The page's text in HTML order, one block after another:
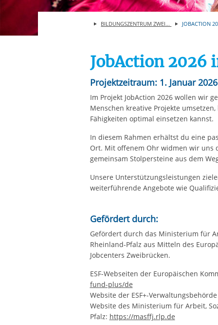
Ihre etwaige Einwilligung
der von Ihnen
aufgrund berechtigter
BILDUNGSZENTRUM ZWEI... JOBACTION
JobAction 2026
Projektzeitraum: 1. Januar
Im Projekt JobAction 2026 wollen wir
Menschen kreative Projekte
Fähigkeiten optimal einsetzen kannst.
In diesem Rahmen erhältst du eine
Ort. Mit offenem Ohr widmen wir uns
gemeinsam Stolpersteine aus dem
Unsere Unterstützungsleistungen
weiterführende Angebote wie
Gefördert durch:
Gefördert durch das Ministerium für
Rheinland-Pfalz aus Mitteln des
Jobcenters Zweibrücken.
ESF-Webseiten der Europäischen
fund-plus/de
Website der ESF+-
Website des Ministerium für Arbeit,
Pfalz: https://masffj.rlp.de